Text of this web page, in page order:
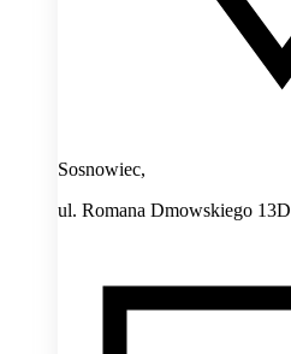
Sosnowiec,
ul. Romana Dmowskiego 13D